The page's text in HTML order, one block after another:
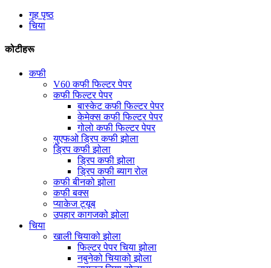
गृह पृष्ठ
चिया
कोटीहरू
कफी
V60 कफी फिल्टर पेपर
कफी फिल्टर पेपर
बास्केट कफी फिल्टर पेपर
केमेक्स कफी फिल्टर पेपर
गोलो कफी फिल्टर पेपर
युएफओ ड्रिप कफी झोला
ड्रिप कफी झोला
ड्रिप कफी झोला
ड्रिप कफी ब्याग रोल
कफी बीनको झोला
कफी बक्स
प्याकेज ट्यूब
उपहार कागजको झोला
चिया
खाली चियाको झोला
फिल्टर पेपर चिया झोला
नबुनेको चियाको झोला